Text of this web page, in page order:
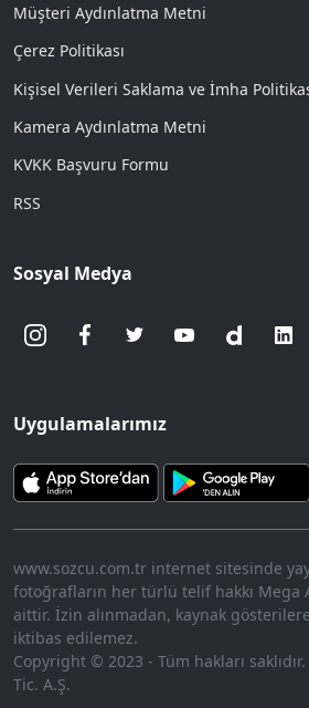
Müşteri Aydınlatma Metni
Çerez Politikası
Kişisel Verileri Saklama ve İmha
Kamera Aydınlatma Metni
KVKK Başvuru Formu
RSS
Sosyal Medya
Uygulamalarımız
www.sozcu.com.tr internet sitesinde
fotoğrafların her türlü telif hakkı Mega
aittir. İzin alınmadan, kaynak
iktibas edilemez.
Copyright © 2023 - Tüm hakları
Tic. A.Ş.